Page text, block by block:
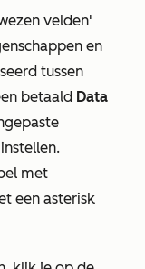
velden'
en
tussen
betaald Data
met
een asterisk